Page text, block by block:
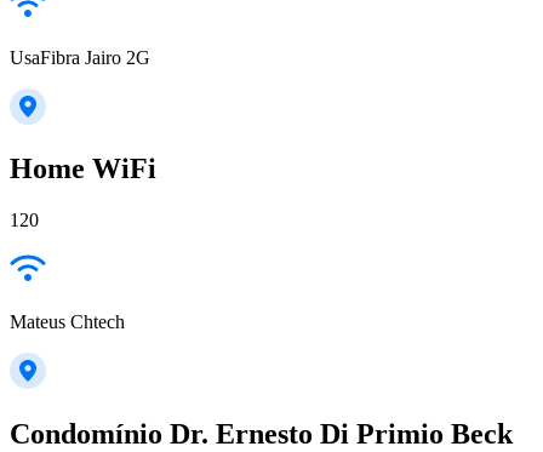
UsaFibra Jairo 2G
Home WiFi
120
Mateus Chtech
Condomínio Dr. Ernesto Di Primio Beck